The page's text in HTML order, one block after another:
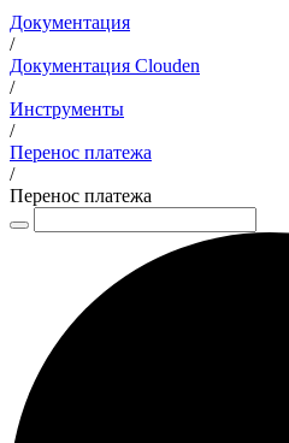
Документация
/
Документация Clouden
/
Инструменты
/
Перенос платежа
/
Перенос платежа